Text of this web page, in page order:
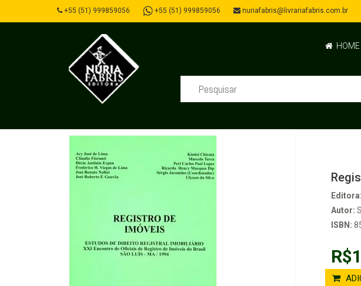
+55 (51) 999859056 +55 (51) 999859056 nuriafabris@livrariafabris.com.br
HOME
Editora:
Autor:
ISBN: